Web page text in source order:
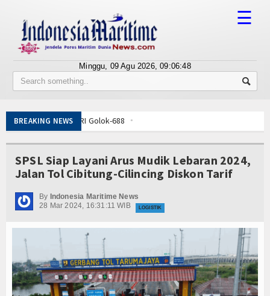
Tentang Kami
Berita
BUMN
Editorial
Edukasi
Ekspose
Hankam
☰
Minggu, 09 Agu 2026,09:06:48
BREAKING NEWS
KRI Golok-688
Pemotongan Baja Pertama
Terapkan Mekanisme Berlapis
dan Sukses
RI, Panglima TNI dan Kepala Staf Angkatan
dan Santuni Anak Yatim
3T di Jawa Timur
KRI Golok-688
KRI Kerambit-627
SPSL Siap Layani Arus Mudik Lebaran 2024,
Jalan Tol Cibitung-Cilincing Diskon Tarif
By Indonesia Maritime News
28 Mar 2024, 16:31:11 WIB
LOGISTIK